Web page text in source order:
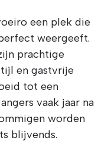
een plek die
weergeeft.
prachtige
en gastvrije
tot een
vaak jaar na
worden
blijvends.